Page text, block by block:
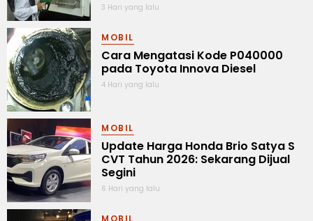
3 Hari yang lalu
MOBIL
Cara Mengatasi Kode P040000
pada Toyota Innova Diesel
4 Hari yang lalu
MOBIL
Update Harga Honda Brio Satya S
CVT Tahun 2026: Sekarang Dijual
Segini
6 Hari yang lalu
MOBIL